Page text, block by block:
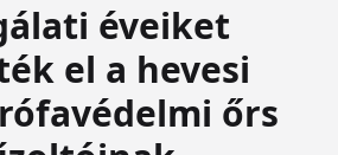
éveiket
el a hevesi
őrs